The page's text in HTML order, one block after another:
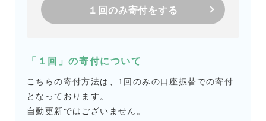
１回のみ寄付をする
「１回」の寄付について
こちらの寄付方法は、1回のみの口座振替での寄付
となっております。
自動更新ではございません。